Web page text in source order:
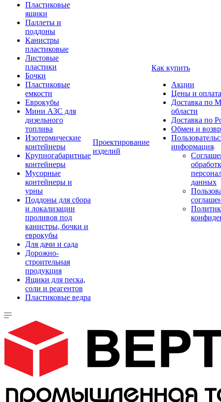
Пластиковые
ящики
Паллеты и
поддоны
Канистры
пластиковые
Листовые
пластики
Бочки
Пластиковые
емкости
Еврокубы
Мини АЗС для
дизельного
топлива
Изотермические
контейнеры
Крупногабаритные
контейнеры
Мусорные
контейнеры и
урны
Поддоны для сбора
и локализации
проливов под
канистры, бочки и
еврокубы
Для дачи и сада
Дорожно-
строительная
продукция
Ящики для песка,
соли и реагентов
Пластиковые ведра
Проектирование
изделий
Как купить
Акции
Цены и оплата
Доставка по
области
Доставка по
Обмен и
информация
данных